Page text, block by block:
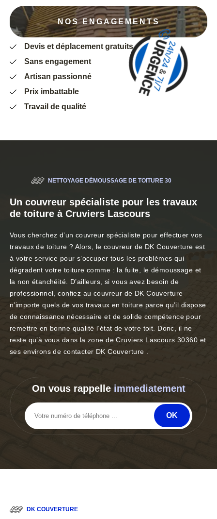
NOS ENGAGEMENTS
Devis et déplacement gratuits
Sans engagement
Artisan passionné
Prix imbattable
Travail de qualité
NETTOYAGE DÉMOUSSAGE DE TOITURE 30
Un couvreur spécialiste pour les travaux
de toiture à Cruviers Lascours
Vous cherchez d’un couvreur spécialiste pour effectuer vos
travaux de toiture ? Alors, le couvreur de DK Couverture est
à votre service pour s’occuper tous les problèmes qui
dégradent votre toiture comme : la fuite, le démoussage et
la non étanchéité. D’ailleurs, si vous avez besoin de
professionnel, confiez au couvreur de DK Couverture
n’importe quels de vos travaux en toiture parce qu’il dispose
de connaissance nécessaire et de solide compétence pour
remettre en bonne qualité l’état de votre toit. Donc, il ne
reste qu’à vous dans la zone de Cruviers Lascours 30360 et
ses environs de contacter DK Couverture .
On vous rappelle immediatement
DK COUVERTURE